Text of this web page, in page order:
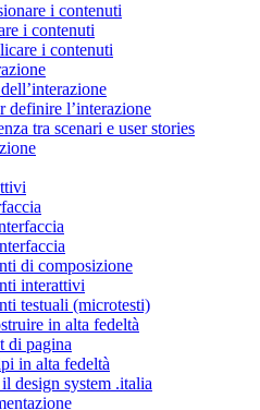
i contenuti
i contenuti
i contenuti
definire l’interazione
tra scenari e user stories
di composizione
interattivi
testuali (microtesti)
in alta fedeltà
di pagina
in alta fedeltà
design system .italia